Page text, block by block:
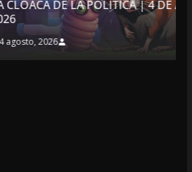
POLÍTICA | 4 DE AGOSTO DE